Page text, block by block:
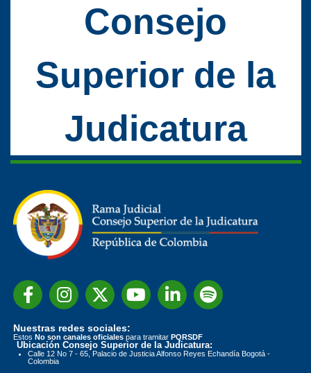
Consejo
Superior de la
Judicatura
Nuestras redes sociales:
Estos No son canales oficiales para tramitar PQRSDF
Ubicación Consejo Superior de la Judicatura:
Calle 12 No 7 - 65, Palacio de Justicia Alfonso Reyes Echandía Bogotá -
Colombia